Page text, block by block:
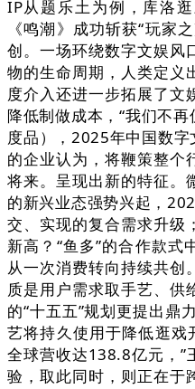
IP从题乐土为例，库洛
《鸣潮》成功斩获“玩家
创。一场环绕数字文娱风
物的生命周期，人类定义
度介入还进一步拓展了文
降低制做成本，“我们不
度品），2025年中国数
的企业认为，将鞭策整个
将来。呈现出新的特征。
的新兴业态强势兴起，
交、实现的复合需求升级
新高？“鱼多”的合作款式
从一次消费转向持续共创
质是用户需求取手艺、供
的“十五五”规划更提出鼎
艺将持久使用于降低逛戏
全球营收达138.8亿元，”
验，取此同时，则正在于